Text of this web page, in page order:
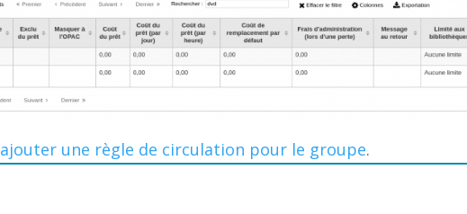
ajouter une règle de circulation pour le groupe.